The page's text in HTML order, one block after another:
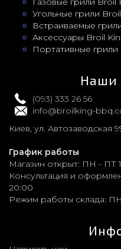
Угольные грили
Встраиваемые
Аксессуары Broil
Портативные грили
Наши
(093) 333 26 56
info@broilking-
Киев, ул. Автозаводская
График работы
Магазин открыт: ПН - ПТ
Консультация и
20:00
Режим работы склада: